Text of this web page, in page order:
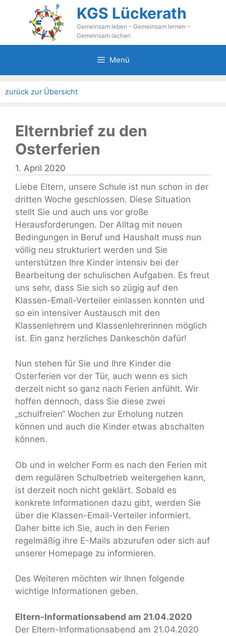
springen
KGS Lückerath
Gemeinsam leben – Gemeinsam lernen –
Gemeinsam lachen
Menü
zurück zur Übersicht
Elternbrief zu den
Osterferien
1. April 2020
Liebe Eltern, unsere Schule ist nun schon in der
dritten Woche geschlossen. Diese Situation
stellt Sie und auch uns vor große
Herausforderungen. Der Alltag mit neuen
Bedingungen in Beruf und Haushalt muss nun
völlig neu strukturiert werden und Sie
unterstützen Ihre Kinder intensiv bei der
Bearbeitung der schulischen Aufgaben. Es freut
uns sehr, dass Sie sich so zügig auf den
Klassen-Email-Verteiler einlassen konnten und
so ein intensiver Austausch mit den
Klassenlehrern und Klassenlehrerinnen möglich
ist. Ein ganz herzliches Dankeschön dafür!
Nun stehen für Sie und Ihre Kinder die
Osterferien vor der Tür, auch wenn es sich
derzeit nicht so ganz nach Ferien anfühlt. Wir
hoffen dennoch, dass Sie diese zwei
„schulfreien“ Wochen zur Erholung nutzen
können und auch die Kinder etwas abschalten
können.
Ob und in welcher Form es nach den Ferien mit
dem regulären Schulbetrieb weitergehen kann,
ist derzeit noch nicht geklärt. Sobald es
konkrete Informationen dazu gibt, werden Sie
über die Klassen-Email-Verteiler informiert.
Daher bitte ich Sie, auch in den Ferien
regelmäßig ihre E-Mails abzurufen oder sich auf
unserer Homepage zu informieren.
Des Weiteren möchten wir Ihnen folgende
wichtige Informationen geben.
Eltern-Informationsabend am 21.04.2020
Der Eltern-Informationsabend am 21.04.2020